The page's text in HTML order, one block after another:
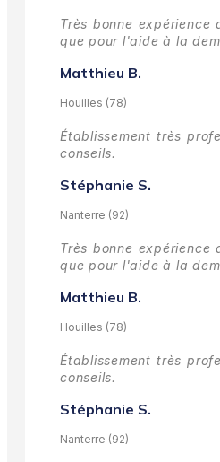
Très bonne
que pour l'aide à la
Matthieu B.
Houilles (78)
Établissement très
conseils.
Stéphanie S.
Nanterre (92)
Très bonne
que pour l'aide à la
Matthieu B.
Houilles (78)
Établissement très
conseils.
Stéphanie S.
Nanterre (92)